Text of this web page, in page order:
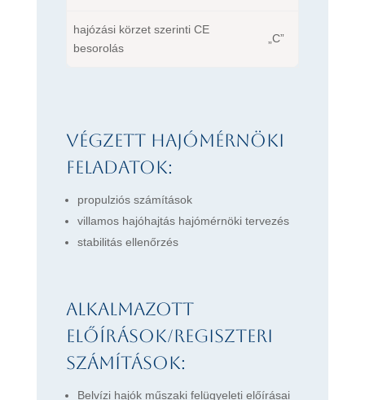
hajózási körzet szerinti CE
besorolás
„C”
Végzett hajómérnöki
feladatok:
propulziós számítások
villamos hajóhajtás hajómérnöki tervezés
stabilitás ellenőrzés
Alkalmazott
előírások/regiszteri
számítások:
Belvízi hajók műszaki felügyeleti előírásai